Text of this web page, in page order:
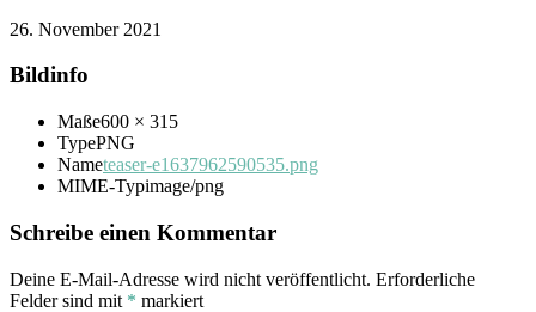
26. November 2021
Bildinfo
Maße600 × 315
TypePNG
Nameteaser-e1637962590535.png
MIME-Typimage/png
Schreibe einen Kommentar
Deine E-Mail-Adresse wird nicht veröffentlicht. Erforderliche
Felder sind mit * markiert